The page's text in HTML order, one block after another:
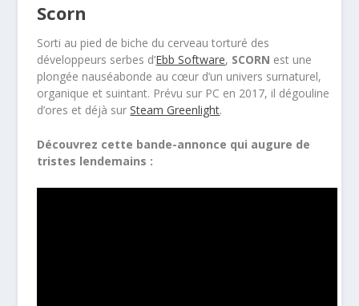
Scorn
Sorti au pied de biche du cerveau torturé des
développeurs serbes d’Ebb Software, SCORN est une
plongée nauséabonde au cœur d’un univers surnaturel,
organique et suintant. Prévu sur PC en 2017, il dégouline
d’ores et déjà surSteam Greenlight.
Découvrez cette bande-annonce qui augure de
tristes lendemains :